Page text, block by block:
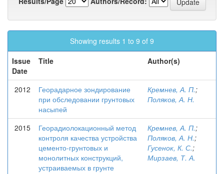
Showing results 1 to 9 of 9
Issue
Date
Title Author(s)
2012
Георадарное зондирование
при обследовании грунтовых
насыпей
Кремнев, А. П.;
Поляков, А. Н.
2015
Георадиолокационный метод
контроля качества устройства
цементо-грунтовых и
монолитных конструкций,
устраиваемых в грунте
Кремнев, А. П.;
Поляков, А. Н.;
Гусенок, К. С.;
Мирзаев, Т. А.